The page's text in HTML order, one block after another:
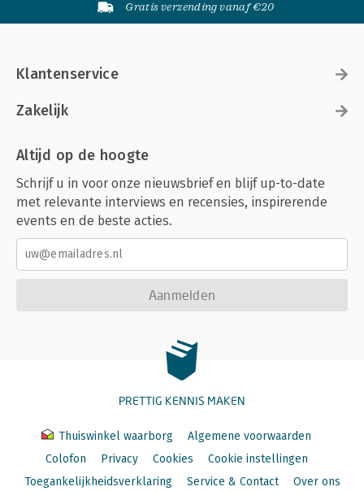
Gratis verzending vanaf €20
Klantenservice
Zakelijk
Altijd op de hoogte
Schrijf u in voor onze nieuwsbrief en blijf up-to-date
met relevante interviews en recensies, inspirerende
events en de beste acties.
Aanmelden
PRETTIG KENNIS MAKEN
Thuiswinkel waarborg
Algemene voorwaarden
Colofon
Privacy Cookies
Cookie instellingen
Toegankelijkheidsverklaring
Service & Contact Over ons